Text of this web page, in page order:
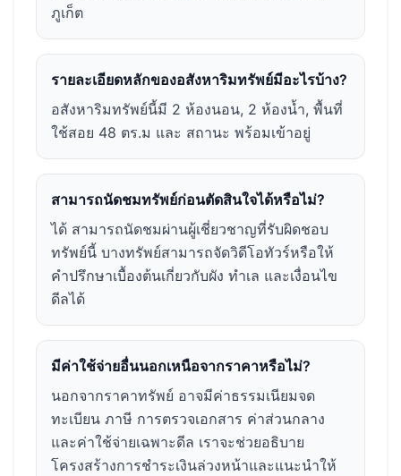
ภูเก็ต
รายละเอียดหลักของอสังหาริมทรัพย์มีอะไรบ้าง?
อสังหาริมทรัพย์นี้มี 2 ห้องนอน, 2 ห้องน้ำ, พื้นที่
ใช้สอย 48 ตร.ม และ สถานะ พร้อมเข้าอยู่
สามารถนัดชมทรัพย์ก่อนตัดสินใจได้หรือไม่?
ได้ สามารถนัดชมผ่านผู้เชี่ยวชาญที่รับผิดชอบ
ทรัพย์นี้ บางทรัพย์สามารถจัดวิดีโอทัวร์หรือให้
คำปรึกษาเบื้องต้นเกี่ยวกับผัง ทำเล และเงื่อนไข
ดีลได้
มีค่าใช้จ่ายอื่นนอกเหนือจากราคาหรือไม่?
นอกจากราคาทรัพย์ อาจมีค่าธรรมเนียมจด
ทะเบียน ภาษี การตรวจเอกสาร ค่าส่วนกลาง
และค่าใช้จ่ายเฉพาะดีล เราจะช่วยอธิบาย
โครงสร้างการชำระเงินล่วงหน้าและแนะนำให้